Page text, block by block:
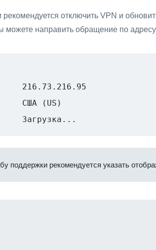
отключить VPN и
направить обращение по адресу
216.73.216.95
США (US)
Загрузка...
поддержки рекомендуется указать